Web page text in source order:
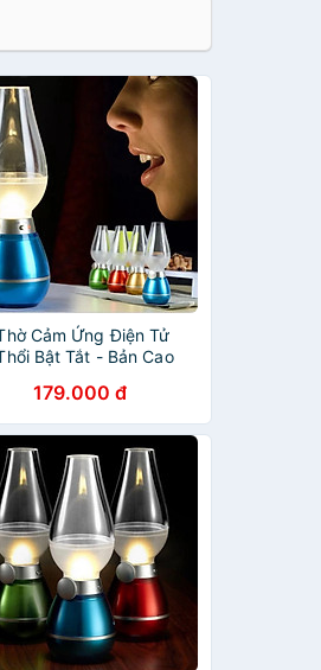
Cảm Ứng Điện Tử
Bật Tắt - Bản Cao
179.000 đ